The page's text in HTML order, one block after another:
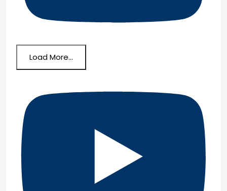
Load More...